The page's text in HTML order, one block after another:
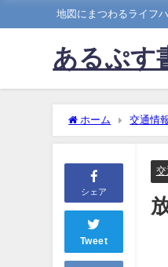
地図にまつわるライフ
あるぷす
ホーム 交通情
シェア
Tweet
交